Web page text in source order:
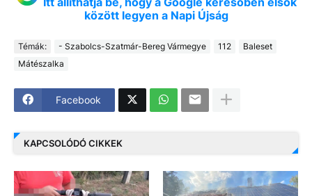
között legyen a Napi Újság
Témák: - Szabolcs-Szatmár-Bereg Vármegye 112
Baleset
Mátészalka
Facebook
KAPCSOLÓDÓ CIKKEK